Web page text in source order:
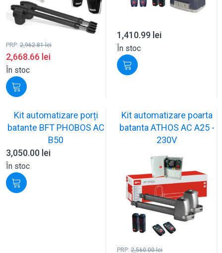
PRP: 2,962.81lei
2,668.66 lei
În stoc
1,410.99 lei
În stoc
Kit automatizare porți
batante BFT PHOBOS AC
B50
3,050.00 lei
În stoc
Kit automatizare poarta
batanta ATHOS AC A25 -
230V
PRP: 2,560.00lei